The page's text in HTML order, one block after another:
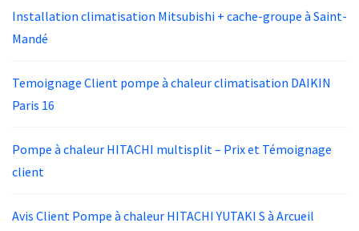
Installation climatisation Mitsubishi + cache-groupe à Saint-
Mandé
Temoignage Client pompe à chaleur climatisation DAIKIN
Paris 16
Pompe à chaleur HITACHI multisplit – Prix et Témoignage
client
Avis Client Pompe à chaleur HITACHI YUTAKI S à Arcueil